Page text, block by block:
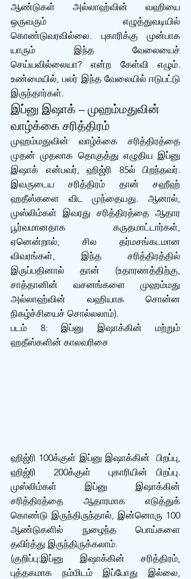
ஆண்டுகள் அல்லாஹ்வின் வஹியை
ஒருவரும் எழுத்துவடியில்
கொண்டுவரவில்லை. புகாரிக்கு முன்பாக
யாரும் இந்த வேலையைச்
செய்யவில்லையா? என்ற கேள்வி எழும்.
உண்மையில், பலர் இந்த வேலையில் ஈடுபட்டு
இருந்தார்கள்.
இப்னு இஷாக் – முஹம்மதுவின்
வாழ்க்கை சரித்திரம்
முஹம்மதுவின் வாழ்க்கை சரித்திரத்தை
முதன் முதலாக தொகுத்து எழுதிய இப்னு
இஷாக் என்பவர், ஹிஜ்ரி 85ல் பிறந்தவர்.
இவருடைய சரித்திரம் தான் சஹீஹ்
ஹதீஸ்களை விட முந்தையது. ஆனால்,
முஸ்லிம்கள் இவரது சரித்திரத்தை ஆதார
பூர்வமானதாக கருதமாட்டார்கள்,
ஏனென்றால், சில தர்மசங்கடமான
விவரங்கள், இந்த சரித்திரத்தில்
இருப்பதினால் தான் (உதாரணத்திற்கு,
சாத்தானின் வசனங்களை முஹம்மது
அல்லாஹ்வின் வஹியாக சொன்ன
நிகழ்ச்சியைச் சொல்லலாம்).
படம் 8: இப்னு இஷாக்கின் மற்றும்
ஹதீஸ்களின் காலவரிசை
ஹிஜ்ரி 100க்குள் இப்னு இஷாக்கின்  பிறப்பு,
ஹிஜ்ரி  200க்குள்  புகாரியின் பிறப்பு.
முஸ்லிம்கள் இப்னு இஷாக்கின்
சரித்திரத்தை ஆதாரமாக எடுத்துக்
கொண்டு இருந்திருந்தால், இன்னொரு 100
ஆண்டுகளில் நுழைந்த பொய்களை
தவிர்த்து இருந்திருக்கலாம்.
(குறிப்பு:இப்னு இஷாக்கின் சரித்திரம்,
புத்தகமாக நம்மிடம் இப்போது இல்லை,